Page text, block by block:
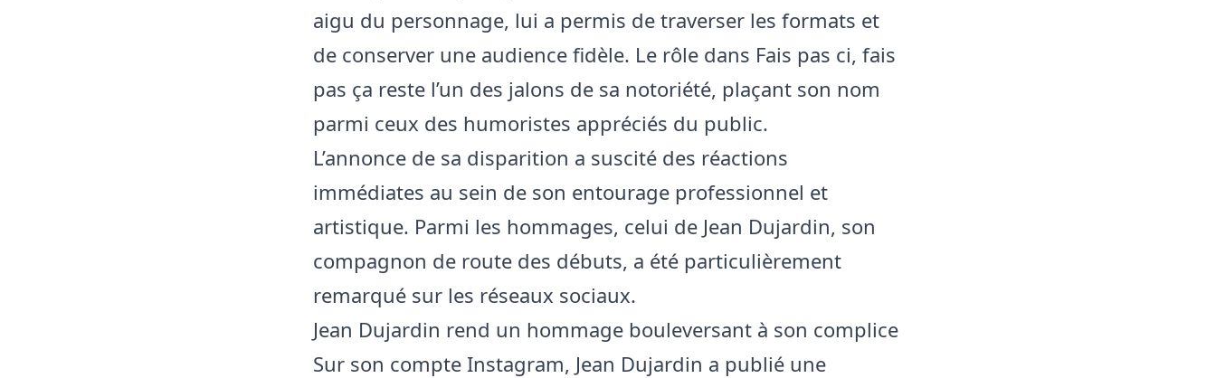
aigu du personnage, lui a permis de traverser les formats et
de conserver une audience fidèle. Le rôle dans Fais pas ci, fais
pas ça reste l’un des jalons de sa notoriété, plaçant son nom
parmi ceux des humoristes appréciés du public.
L’annonce de sa disparition a suscité des réactions
immédiates au sein de son entourage professionnel et
artistique. Parmi les hommages, celui de Jean Dujardin, son
compagnon de route des débuts, a été particulièrement
remarqué sur les réseaux sociaux.
Jean Dujardin rend un hommage bouleversant à son complice
Sur son compte Instagram, Jean Dujardin a publié une